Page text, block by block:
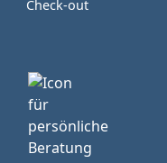
Check-out